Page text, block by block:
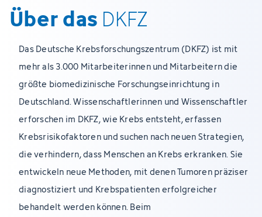
Über das DKFZ
Das Deutsche Krebsforschungszentrum (DKFZ) ist mit
mehr als 3.000 Mitarbeiterinnen und Mitarbeitern die
größte biomedizinische Forschungseinrichtung in
Deutschland. Wissenschaftlerinnen und Wissenschaftler
erforschen im DKFZ, wie Krebs entsteht, erfassen
Krebsrisikofaktoren und suchen nach neuen Strategien,
die verhindern, dass Menschen an Krebs erkranken. Sie
entwickeln neue Methoden, mit denen Tumoren präziser
diagnostiziert und Krebspatienten erfolgreicher
behandelt werden können. Beim